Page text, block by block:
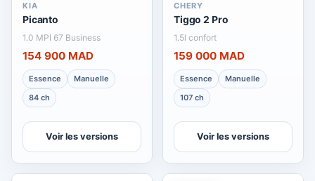
KIA
Picanto
1.0 MPI 67 Business
154 900 MAD
Essence
Manuelle
84 ch
Voir les versions
CHERY
Tiggo 2 Pro
1.5l confort
159 000 MAD
Essence
Manuelle
107 ch
Voir les versions